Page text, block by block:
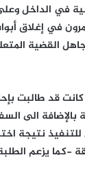
الداخل وعلى
في إغلاق
القضية
كانت قد طالبت
بالإضافة الى
نتيجة
-كما يزعم